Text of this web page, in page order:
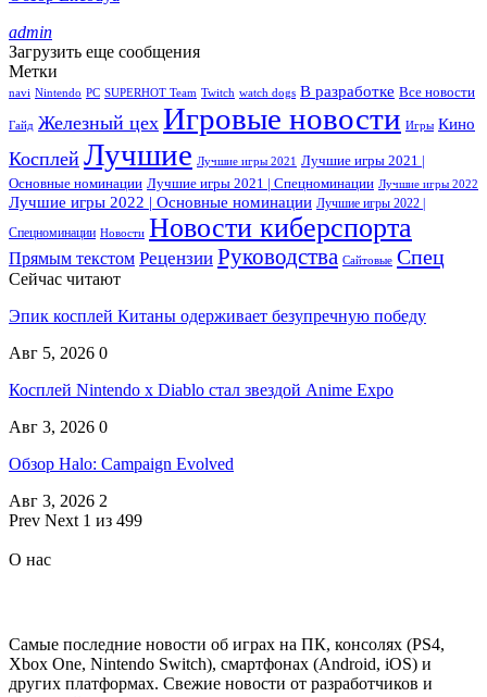
admin
Загрузить еще сообщения
Метки
navi Nintendo PC SUPERHOT Team Twitch watch dogs В разработке Все новости
Гайд Железный цех Игровые новости Игры Кино
Косплей Лучшие Лучшие игры 2021
Лучшие игры 2021 |
Основные номинации Лучшие игры 2021 | Спецноминации Лучшие игры 2022
Лучшие игры 2022 | Основные номинации Лучшие игры 2022 |
Спецноминации Новости Новости киберспорта
Прямым текстом Рецензии Руководства Сайтовые Спец
Сейчас читают
Эпик косплей Китаны одерживает безупречную победу
Авг 5, 2026 0
Косплей Nintendo x Diablo стал звездой Anime Expo
Авг 3, 2026 0
Обзор Halo: Campaign Evolved
Авг 3, 2026 2
Prev Next 1 из 499
О нас
Самые последние новости об играх на ПК, консолях (PS4,
Xbox One, Nintendo Switch), смартфонах (Android, iOS) и
других платформах. Свежие новости от разработчиков и